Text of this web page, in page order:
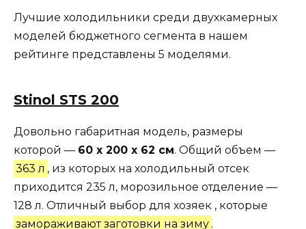
Лучшие холодильники среди двухкамерных
моделей бюджетного сегмента в нашем
рейтинге представлены 5 моделями.
Stinol STS 200
Довольно габаритная модель, размеры
которой — 60 х 200 х 62 см. Общий объем —
363 л , из которых на холодильный отсек
приходится 235 л, морозильное отделение —
128 л. Отличный выбор для хозяек , которые
замораживают заготовки на зиму .